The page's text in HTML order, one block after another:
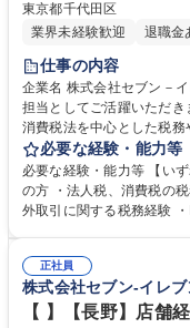
東京都千代田区
業界未経験歓迎
退職金
仕事の内容
企業名 株式会社セブン－イレブン・ジャ
担当としてご活躍いただきます/キャリ
消費税法を中心とした税
増員採用いたします。 ・
・税務関係業務：法人税
の税金計算対応、税務調査
税制における子会社含めた
よび実務対応 募集職種 【経理(税務)】税務担当としてご活躍いただきま
す/キャリアパス◎
必要な経験・能力等
必要な経験・能力等 【い
の方 ・法人税、消費税の税務知識、
外取引に関する税務経験
正社員
株式会社セブン-イレ
【 】【長野】店舗